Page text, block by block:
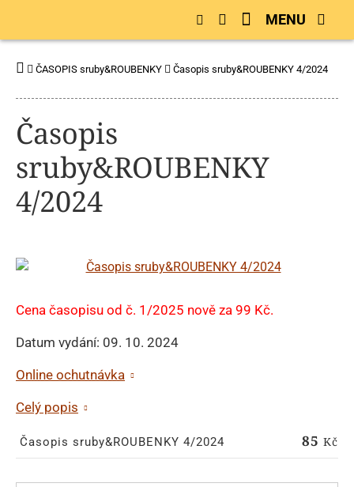
ČASOPIS sruby&ROUBENKY Časopis sruby&ROUBENKY 4/2024
Časopis
sruby&ROUBENKY
4/2024
Cena časopisu od č. 1/2025 nově za 99 Kč.
Datum vydání: 09. 10. 2024
Online ochutnávka
Celý popis
Časopis sruby&ROUBENKY 4/2024 85 Kč
MENU